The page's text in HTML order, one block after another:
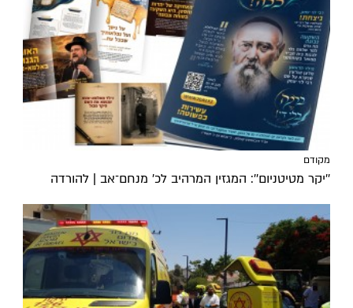
מקודם
''יקר מטיטניום'': המגזין המרהיב לכ’ מנחם־אב | להורדה